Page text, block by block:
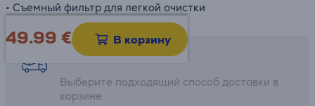
• Съемный фильтр для легкой очистки
49.99 € В корзину
Возможности доставки
Выберите подходящий способ доставки в
корзине